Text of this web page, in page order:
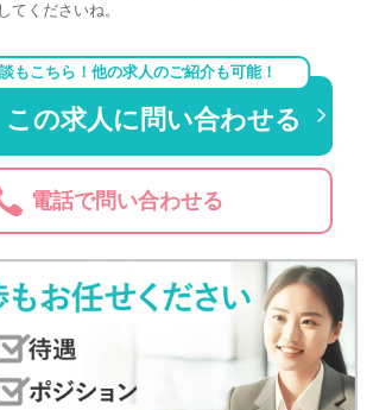
てくださいね。
もこちら！他の求人のご紹介も可能！
この求人に問い合わせる
電話で問い合わせる